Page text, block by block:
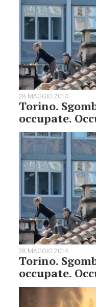
28 MAGGIO 2014
Torino.
occupate.
28 MAGGIO 2014
Torino.
occupate.